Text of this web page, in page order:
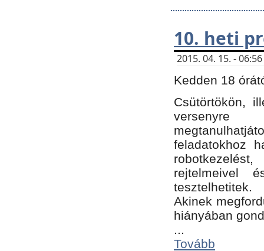
10. heti
2015. 04. 15. -
Kedden 18
Csütörtökön,
versenyre
feladatokhoz
rejtelmeivel
tesztelhetitek.
Akinek
hiányában
...
Tovább